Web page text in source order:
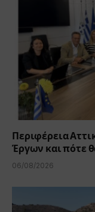
Περιφέρεια
Έργων και πότε
06/08/2026